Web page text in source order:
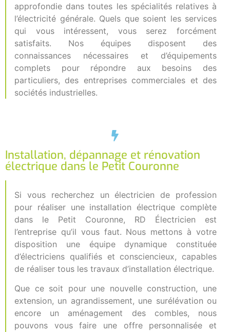
approfondie dans toutes les spécialités relatives à
l’électricité générale. Quels que soient les services
qui vous intéressent, vous serez forcément
satisfaits. Nos équipes disposent des
connaissances nécessaires et d’équipements
complets pour répondre aux besoins des
particuliers, des entreprises commerciales et des
sociétés industrielles.
Installation, dépannage et rénovation
électrique dans le Petit Couronne
Si vous recherchez un électricien de profession
pour réaliser une installation électrique complète
dans le Petit Couronne, RD Électricien est
l’entreprise qu’il vous faut. Nous mettons à votre
disposition une équipe dynamique constituée
d’électriciens qualifiés et consciencieux, capables
de réaliser tous les travaux d’installation électrique.
Que ce soit pour une nouvelle construction, une
extension, un agrandissement, une surélévation ou
encore un aménagement des combles, nous
pouvons vous faire une offre personnalisée et